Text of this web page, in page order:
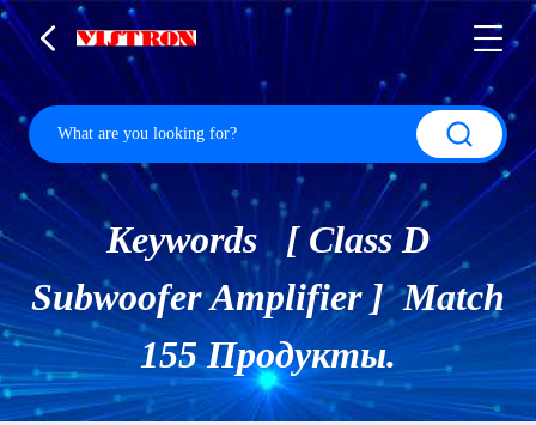
Keywords [ Class D
Subwoofer Amplifier ] Match
155 Продукты.